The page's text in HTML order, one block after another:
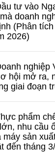
tư vào
doanh
(Phân
2026)
nghiệp
hội mở ra,
giai đoạn
phẩm
nhu cầu
máy sản
đến tháng